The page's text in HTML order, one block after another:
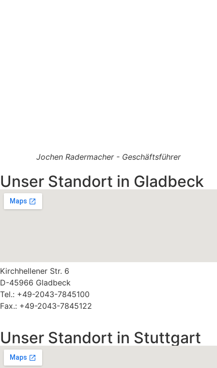
Jochen Radermacher - Geschäftsführer
Unser Standort in Gladbeck
Kirchhellener Str. 6
D-45966 Gladbeck
Tel.: +49-2043-7845100
Fax.: +49-2043-7845122
Unser Standort in Stuttgart